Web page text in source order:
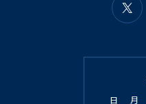
日 月